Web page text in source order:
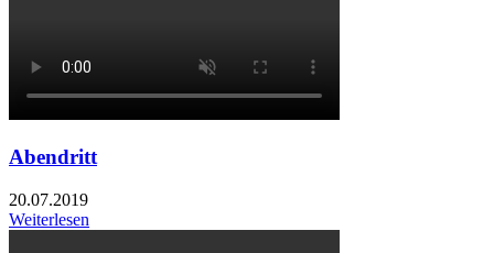
Abendritt
20.07.2019
Weiterlesen